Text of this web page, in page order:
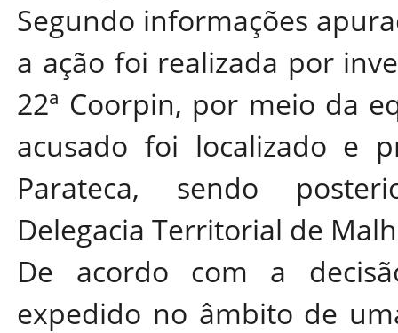
Segundo informações
a ação foi realizada por
22ª Coorpin, por meio da
acusado foi localizado e
Parateca, sendo
Delegacia Territorial de
De acordo com a
expedido no âmbito de